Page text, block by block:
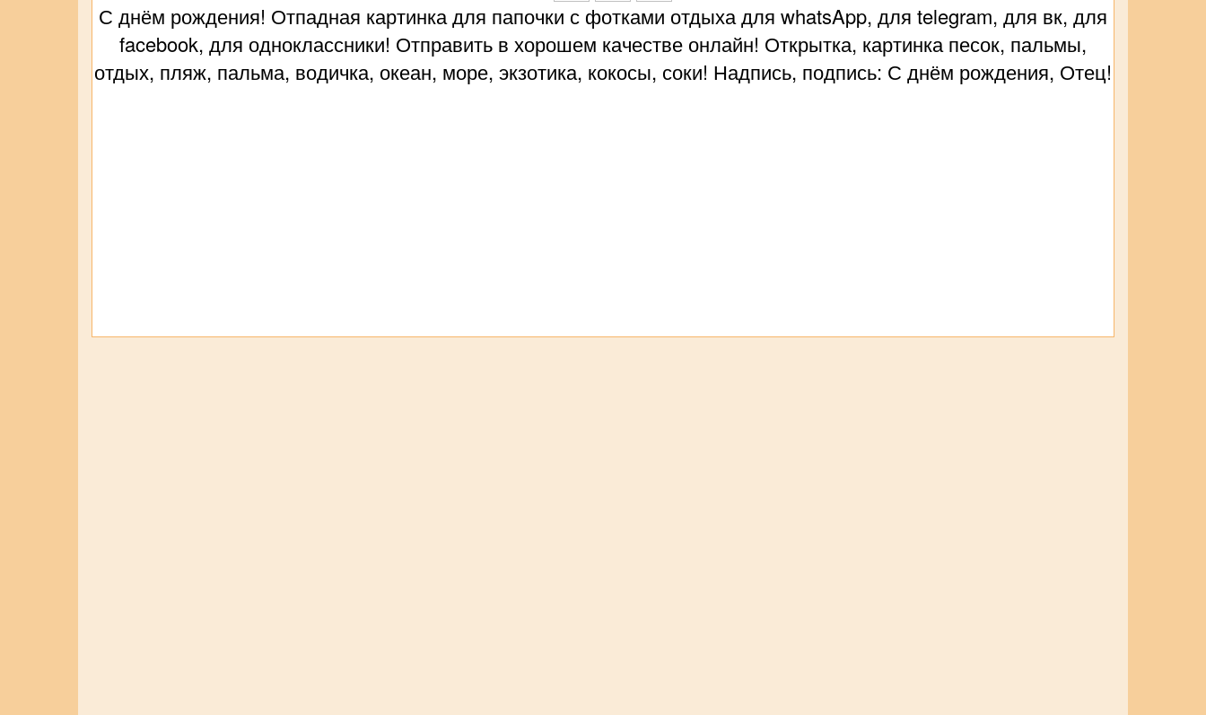
С днём рождения! Отпадная картинка для папочки с фотками отдыха для whatsApp, для telegram, для вк, для
facebook, для одноклассники! Отправить в хорошем качестве онлайн! Открытка, картинка песок, пальмы,
отдых, пляж, пальма, водичка, океан, море, экзотика, кокосы, соки! Надпись, подпись: С днём рождения, Отец!